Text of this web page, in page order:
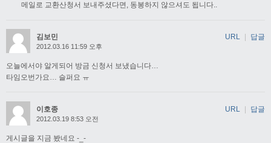
메일로 교환산청서 보내주셨다면, 동봉하지 않으셔도 됩니다..
김보민
2012.03.16 11:59 오후
오늘에서야 알게되어 방금 신청서 보냈습니다…
타임오번가요… 슬퍼요 ㅠ
URL 답글
이호종
2012.03.19 8:53 오전
게시글을 지금 봤네요 -_-
URL | 답글